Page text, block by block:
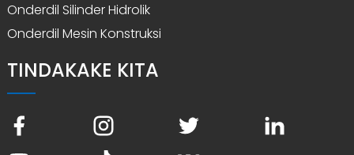
Onderdil Silinder Hidrolik
Onderdil Mesin Konstruksi
TINDAKAKE KITA